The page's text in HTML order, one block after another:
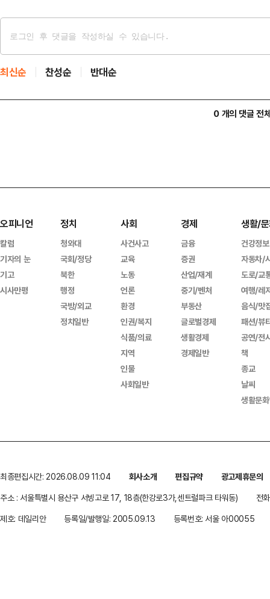
최신순 찬성순 반대순
0 개의 댓글 전
오피니언
칼럼
기자의 눈
기고
시사만평
정치
청와대
국회/정당
북한
행정
국방/외교
정치일반
사회
사건사고
교육
노동
언론
환경
인권/복지
식품/의료
지역
인물
사회일반
경제
금융
증권
산업/재계
중기/벤처
부동산
글로벌경제
생활경제
경제일반
생활/
건강정보
자동차/
도로/교
여행/레
음식/맛
패션/뷰
공연/전
책
종교
날씨
생활문
최종편집시간: 2026.08.09 11:04 회사소개 편집규약
광고제휴문의
주소 : 서울특별시 용산구 서빙고로 17, 18층(한강로3가,센트럴파크 타워동)
전
제호: 데일리안
등록일/발행일: 2005.09.13 등록번호: 서울 아00055